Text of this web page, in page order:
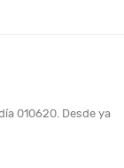
010620. Desde ya